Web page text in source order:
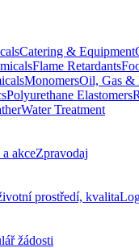
Catering & Equipment
Flame Retardants
MonomersOil, Gas &
Polyurethane Elastomers
Water Treatment
akceZpravodaj
prostředí, kvalita
žádosti